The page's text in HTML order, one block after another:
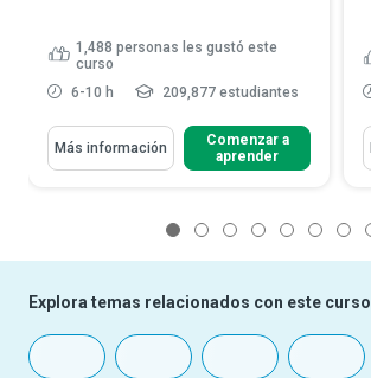
1,488 personas les gustó este
curso
6-10 h
209,877 estudiantes
Más información
Comenzar a
aprender
Explora temas relacionados con este curso